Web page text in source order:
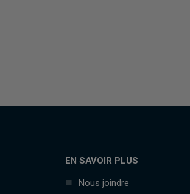
EN SAVOIR PLUS
Nous joindre